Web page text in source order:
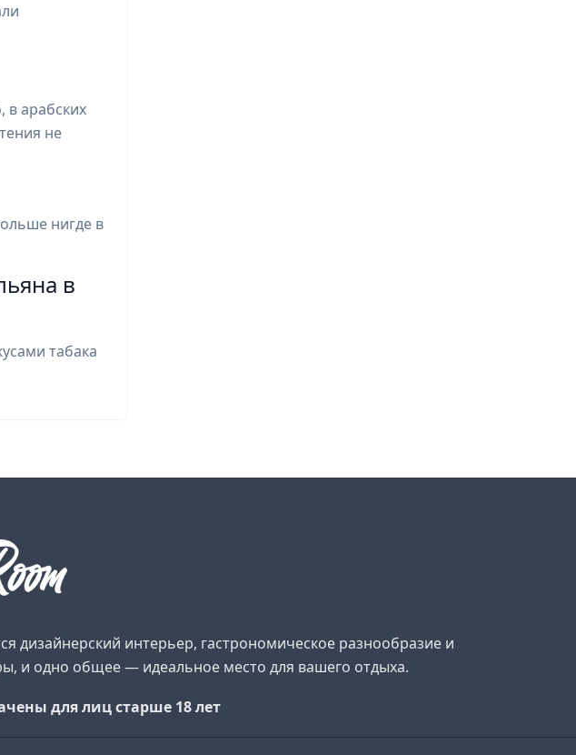
в арабских
не
нигде в
в
табака
дизайнерский интерьер, гастрономическое разнообразие и
и одно общее — идеальное место для вашего отдыха.
для лиц старше 18 лет